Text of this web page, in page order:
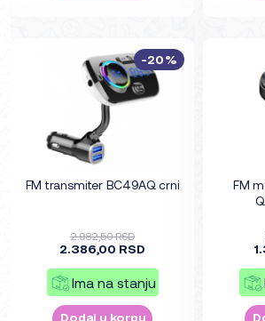
FM transmiter BC49AQ crni
2.982,50 RSD
2.386,00 RSD
Ima na stanju
Dodaj u korpu
-20%
FM